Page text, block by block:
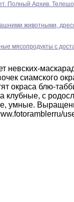
Полный Архив.
животными,
мясопродукты с
невских-
сиамского
окраса блю-
клубные, с
, умные.
.fotoramblerru/